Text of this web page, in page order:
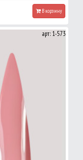
В корзину
арт: 1-573